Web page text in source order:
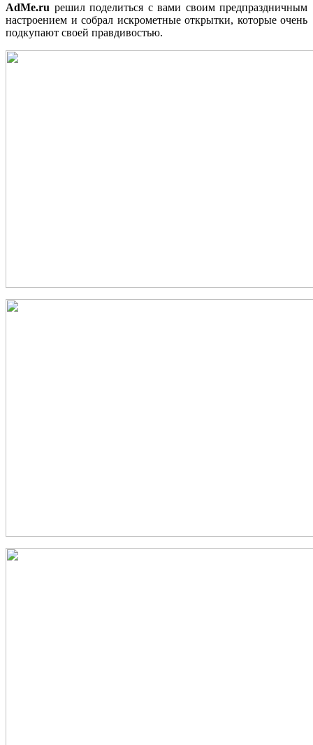
AdMe.ru решил поделиться с вами своим предпраздничным
настроением и собрал искрометные открытки, которые очень
подкупают своей правдивостью.